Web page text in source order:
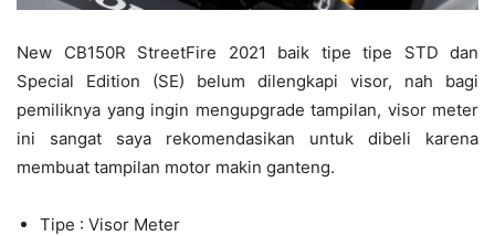
New CB150R StreetFire 2021 baik tipe tipe STD dan
Special Edition (SE) belum dilengkapi visor, nah bagi
pemiliknya yang ingin mengupgrade tampilan, visor meter
ini sangat saya rekomendasikan untuk dibeli karena
membuat tampilan motor makin ganteng.
Tipe : Visor Meter